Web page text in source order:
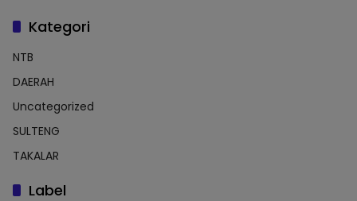
Kategori
NTB
DAERAH
Uncategorized
SULTENG
TAKALAR
Label